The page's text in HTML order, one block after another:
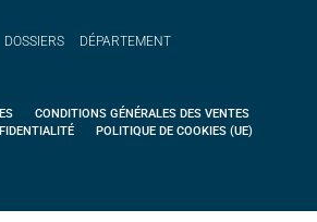
DOSSIERS DÉPARTEMENT
CONDITIONS GÉNÉRALES DES VENTES
POLITIQUE DE COOKIES (UE)